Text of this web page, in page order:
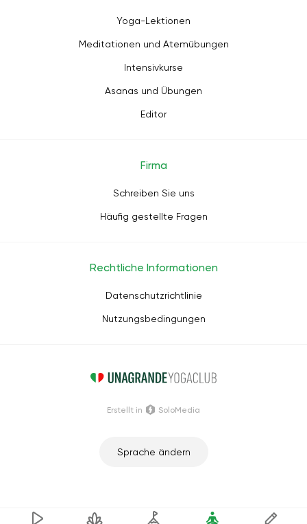
Yoga-Lektionen
Meditationen und Atemübungen
Intensivkurse
Asanas und Übungen
Editor
Firma
Schreiben Sie uns
Häufig gestellte Fragen
Rechtliche Informationen
Datenschutzrichtlinie
Nutzungsbedingungen
Sprache ändern
Erstellt in SoloMedia